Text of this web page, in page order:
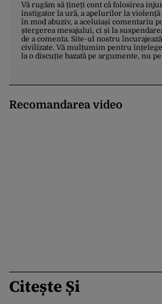
Vă rugăm să țineți cont că folosirea
instigator la ură, a apelurilor la
în mod abuziv, a aceluiași comentariu
ștergerea mesajului, ci și la
de a comenta. Site-ul nostru
civilizate. Vă mulțumim pentru
la o discuție bazată pe argumente, nu
Recomandarea video
Citește Și